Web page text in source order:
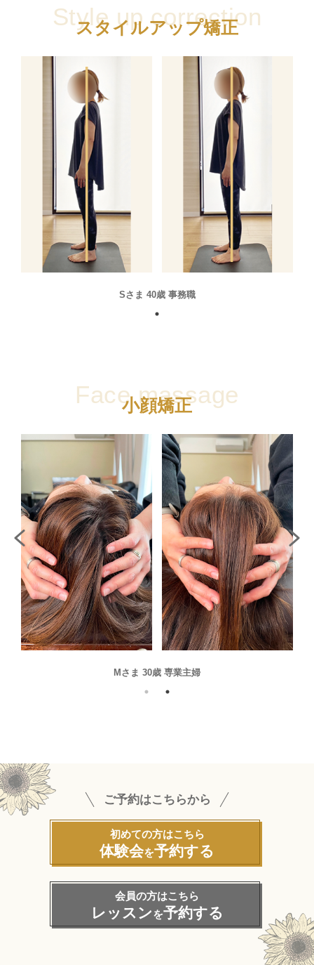
Style up correction
スタイルアップ矯正
Sさま 40歳 事務職
Face massage
小顔矯正
Mさま 30歳 専業主婦
ご予約はこちらから
初めての方はこちら
体験会を予約する
会員の方はこちら
レッスンを予約する